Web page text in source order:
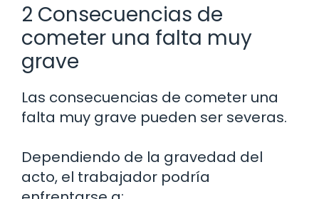
2 Consecuencias de
cometer una falta muy
grave
Las consecuencias de cometer una
falta muy grave pueden ser severas.
Dependiendo de la gravedad del
acto, el trabajador podría